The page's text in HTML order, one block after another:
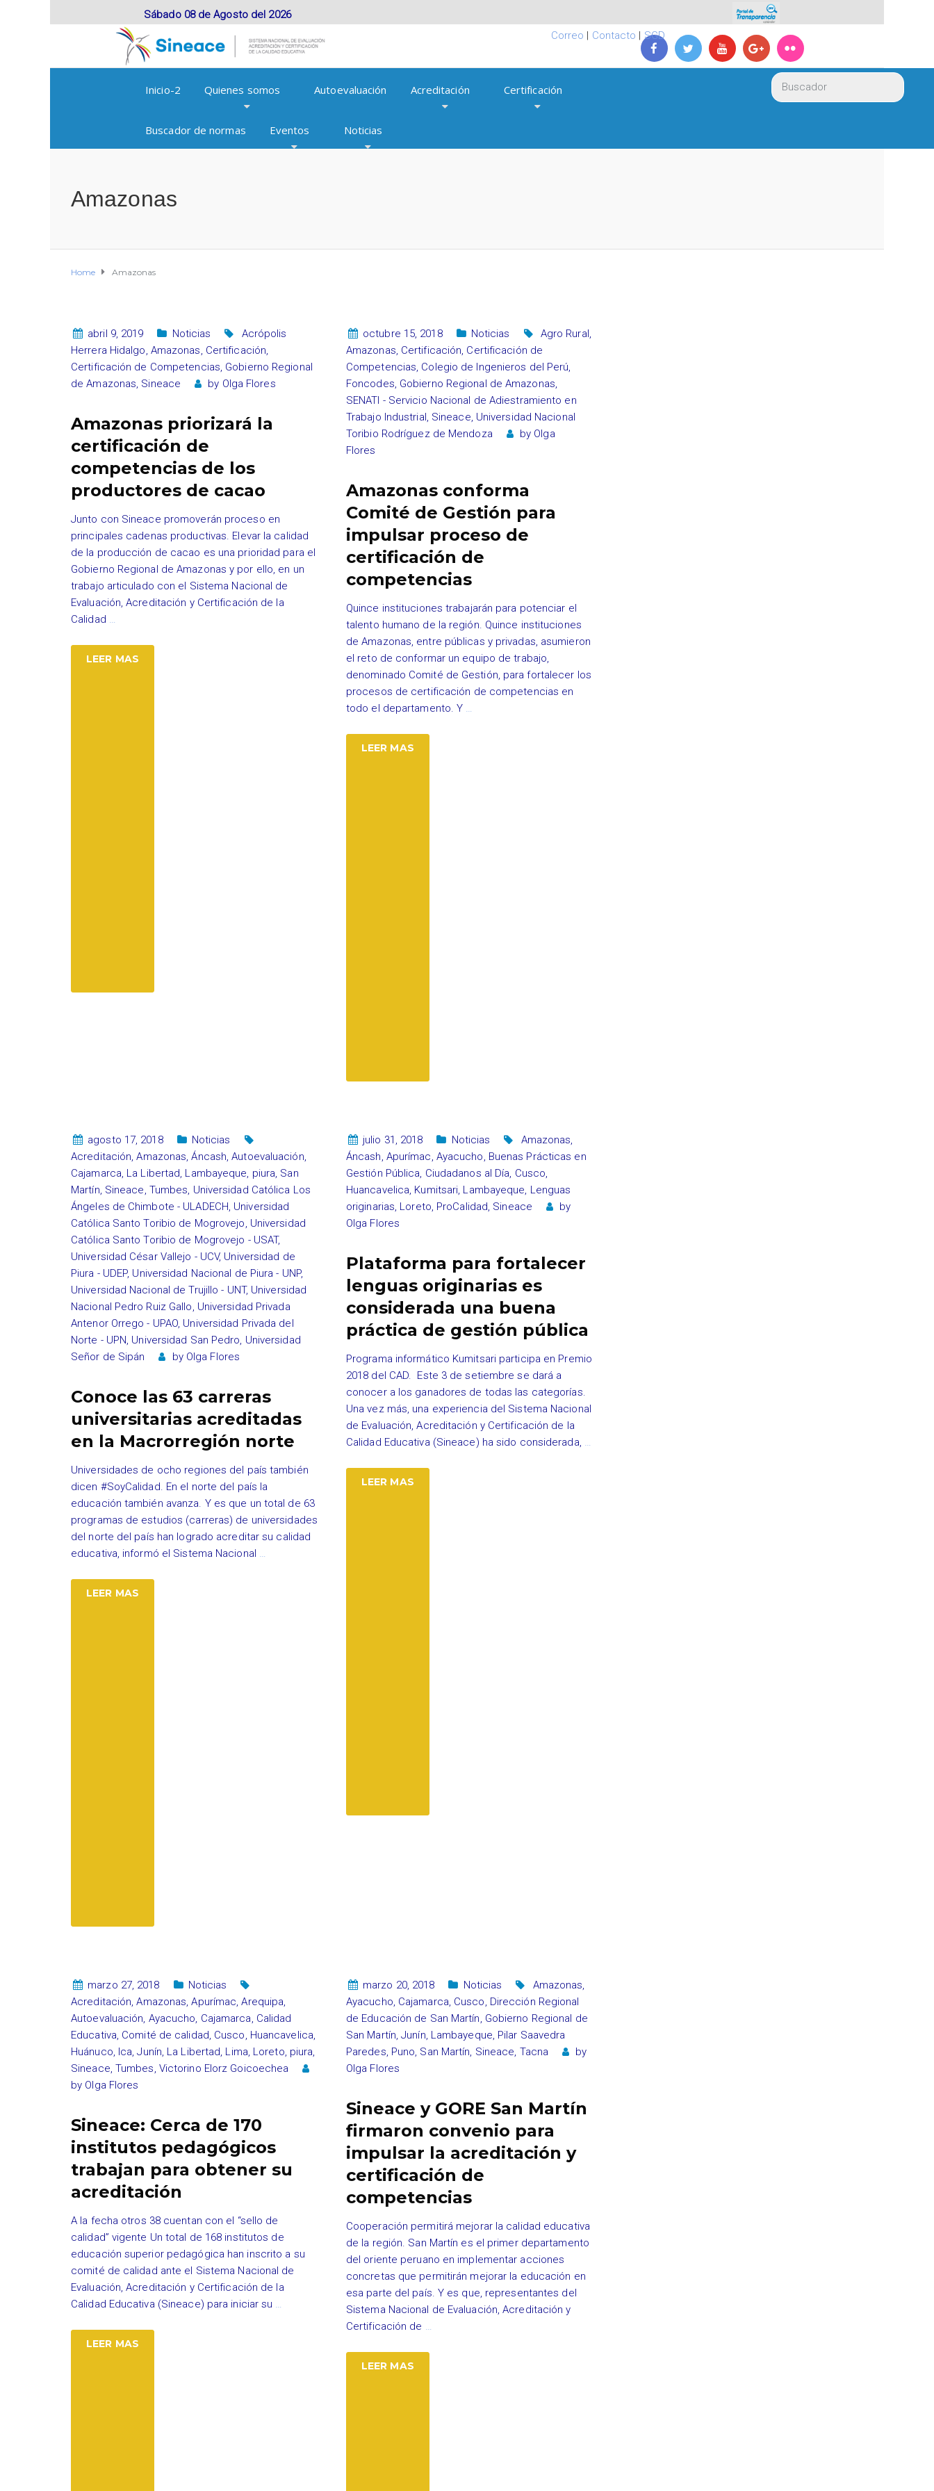
Sábado 08 de Agosto del 2026
Correo | Contacto | SGD
Inicio-2 Quienes somos Autoevaluación Acreditación Certificación
Buscador de normas Eventos Noticias
Amazonas
Home Amazonas
abril 9, 2019 Noticias
Acrópolis
Herrera Hidalgo, Amazonas, Certificación,
Certificación de Competencias, Gobierno Regional
de Amazonas, Sineace by Olga Flores
Amazonas priorizará la
certificación de
competencias de los
productores de cacao
Junto con Sineace promoverán proceso en
principales cadenas productivas. Elevar la calidad
de la producción de cacao es una prioridad para el
Gobierno Regional de Amazonas y por ello, en un
trabajo articulado con el Sistema Nacional de
Evaluación, Acreditación y Certificación de la
Calidad …
LEER MAS
octubre 15, 2018 Noticias Agro Rural,
Amazonas, Certificación, Certificación de
Competencias, Colegio de Ingenieros del Perú,
Foncodes, Gobierno Regional de Amazonas,
SENATI - Servicio Nacional de Adiestramiento en
Trabajo Industrial, Sineace, Universidad Nacional
Toribio Rodríguez de Mendoza
by Olga
Flores
Amazonas conforma
Comité de Gestión para
impulsar proceso de
certificación de
competencias
Quince instituciones trabajarán para potenciar el
talento humano de la región. Quince instituciones
de Amazonas, entre públicas y privadas, asumieron
el reto de conformar un equipo de trabajo,
denominado Comité de Gestión, para fortalecer los
procesos de certificación de competencias en
todo el departamento. Y …
LEER MAS
agosto 17, 2018
Noticias
Acreditación,Amazonas,Áncash,Autoevaluación,
Cajamarca, La Libertad, Lambayeque, piura, San
Martín, Sineace, Tumbes, Universidad Católica Los
Ángeles de Chimbote - ULADECH, Universidad
Católica Santo Toribio de Mogrovejo, Universidad
Católica Santo Toribio de Mogrovejo - USAT,
Universidad César Vallejo - UCV, Universidad de
Piura - UDEP, Universidad Nacional de Piura - UNP,
Universidad Nacional de Trujillo - UNT, Universidad
Nacional Pedro Ruiz Gallo, Universidad Privada
Antenor Orrego - UPAO, Universidad Privada del
Norte - UPN, Universidad San Pedro, Universidad
Señor de Sipán
by Olga Flores
Conoce las 63 carreras
universitarias acreditadas
en la Macrorregión norte
Universidades de ocho regiones del país también
dicen #SoyCalidad. En el norte del país la
educación también avanza. Y es que un total de 63
programas de estudios (carreras) de universidades
del norte del país han logrado acreditar su calidad
educativa, informó el Sistema Nacional …
LEER MAS
julio 31, 2018 Noticias Amazonas,
Áncash, Apurímac, Ayacucho, Buenas Prácticas en
Gestión Pública, Ciudadanos al Día, Cusco,
Huancavelica, Kumitsari, Lambayeque, Lenguas
originarias, Loreto, ProCalidad, Sineace
by
Olga Flores
Plataforma para fortalecer
lenguas originarias es
considerada una buena
práctica de gestión pública
Programa informático Kumitsari participa en Premio
2018 del CAD. Este 3 de setiembre se dará a
conocer a los ganadores de todas las categorías.
Una vez más, una experiencia del Sistema Nacional
de Evaluación, Acreditación y Certificación de la
Calidad Educativa (Sineace) ha sido considerada, …
LEER MAS
marzo 27, 2018
Noticias
Acreditación,Amazonas,Apurímac,Arequipa,
Autoevaluación, Ayacucho, Cajamarca, Calidad
Educativa, Comité de calidad, Cusco, Huancavelica,
Huánuco, Ica,Junín, La Libertad, Lima, Loreto, piura,
Sineace, Tumbes, Victorino Elorz Goicoechea
by Olga Flores
Sineace: Cerca de 170
institutos pedagógicos
trabajan para obtener su
acreditación
A la fecha otros 38 cuentan con el “sello de
calidad” vigente Un total de 168 institutos de
educación superior pedagógica han inscrito a su
comité de calidad ante el Sistema Nacional de
Evaluación, Acreditación y Certificación de la
Calidad Educativa (Sineace) para iniciar su …
LEER MAS
marzo 20, 2018 Noticias Amazonas,
Ayacucho, Cajamarca, Cusco, Dirección Regional
de Educación de San Martín, Gobierno Regional de
San Martín,Junín, Lambayeque, Pilar Saavedra
Paredes, Puno, San Martín, Sineace, Tacna
by
Olga Flores
Sineace y GORE San Martín
firmaron convenio para
impulsar la acreditación y
certificación de
competencias
Cooperación permitirá mejorar la calidad educativa
de la región. San Martín es el primer departamento
del oriente peruano en implementar acciones
concretas que permitirán mejorar la educación en
esa parte del país. Y es que, representantes del
Sistema Nacional de Evaluación, Acreditación y
Certificación de …
LEER MAS